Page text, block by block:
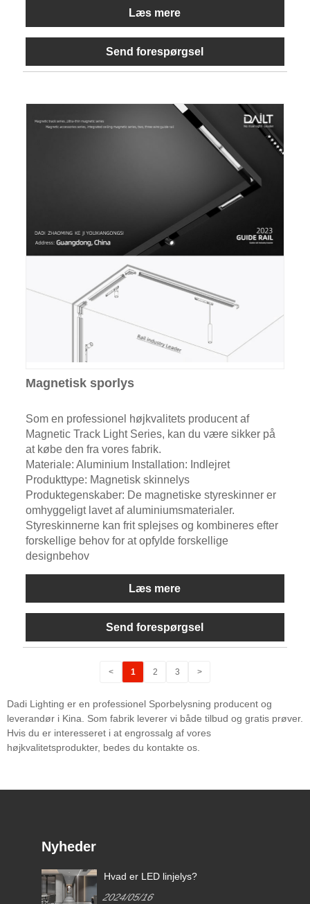
Læs mere
Send forespørgsel
Magnetisk sporlys
Som en professionel højkvalitets producent af
Magnetic Track Light Series, kan du være sikker på
at købe den fra vores fabrik.
Materiale: Aluminium Installation: Indlejret
Produkttype: Magnetisk skinnelys
Produktegenskaber: De magnetiske styreskinner er
omhyggeligt lavet af aluminiumsmaterialer.
Styreskinnerne kan frit splejses og kombineres efter
forskellige behov for at opfylde forskellige
designbehov
Læs mere
Send forespørgsel
< 1 2 3 >
Dadi Lighting er en professionel Sporbelysning producent og
leverandør i Kina. Som fabrik leverer vi både tilbud og gratis prøver.
Hvis du er interesseret i at engrossalg af vores
højkvalitetsprodukter, bedes du kontakte os.
Nyheder
Hvad er LED linjelys?
2024/05/16